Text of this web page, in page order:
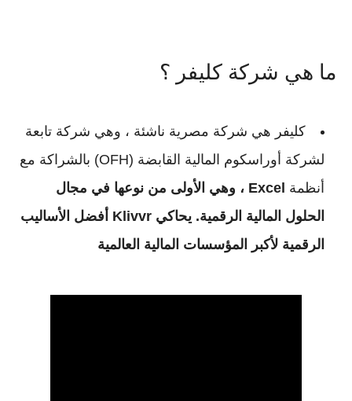
ما هي شركة كليفر ؟
كليفر هي شركة مصرية ناشئة ، وهي شركة تابعة
لشركة أوراسكوم المالية القابضة (OFH) بالشراكة مع
أنظمة
Excel ، وهي الأولى من نوعها في مجال
الحلول المالية الرقمية. يحاكي Klivvr أفضل الأساليب
الرقمية لأكبر المؤسسات المالية العالمية